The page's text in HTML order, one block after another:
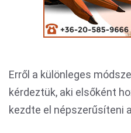
Erről a különleges
kérdeztük, aki elsőként
kezdte el népszerűsíteni